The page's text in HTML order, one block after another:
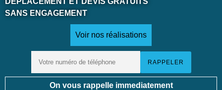
SANS ENGAGEMENT
Voir nos réalisations
On vous rappelle immediatement